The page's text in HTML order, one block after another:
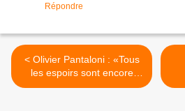
Répondre
< Olivier Pantaloni : «Tous
les espoirs sont encore
permis»